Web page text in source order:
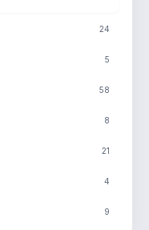
24
5
58
8
21
4
9